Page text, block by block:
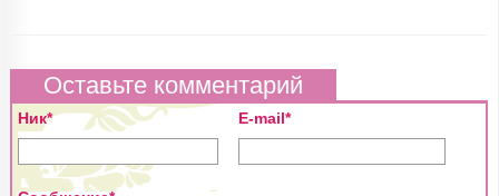
Оставьте комментарий
Ник* E-mail*